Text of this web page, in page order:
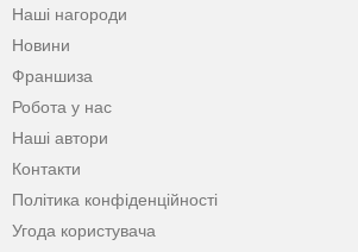
Наші нагороди
Новини
Франшиза
Робота у нас
Наші автори
Контакти
Політика конфіденційності
Угода користувача